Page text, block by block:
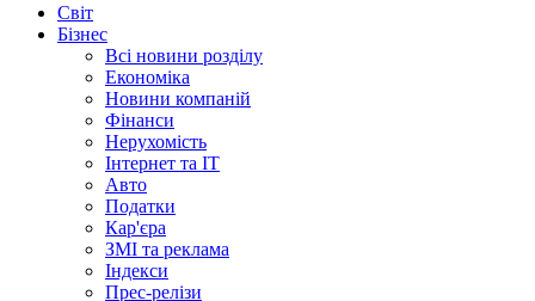
Світ
Бізнес
Всі новини розділу
Економіка
Новини компаній
Фінанси
Нерухомість
Інтернет та IT
Авто
Податки
Кар'єра
ЗМІ та реклама
Індекси
Прес-релізи